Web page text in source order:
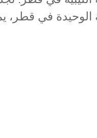
الوحيدة في